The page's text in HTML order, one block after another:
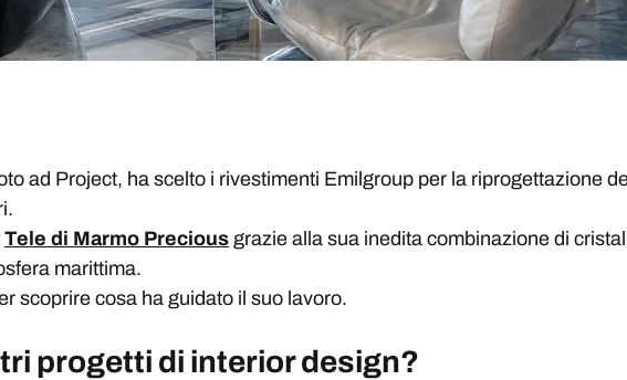
ad Project, ha scelto i rivestimenti Emilgroup per la riprogettazione
Tele di Marmo Precious grazie alla sua inedita combinazione di
marittima.
scoprire cosa ha guidato il suo lavoro.
progetti di interior design?